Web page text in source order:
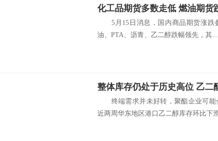
化工品期货多数走低 燃油期货
5月15日消息，国内商品期货涨跌
油、PTA、沥青、乙二醇跌幅领先，其...
整体库存仍处于历史高位 乙二
终端需求并未好转，聚酯企业可能
近两周华东地区港口乙二醇库存环比下